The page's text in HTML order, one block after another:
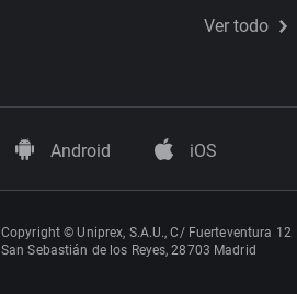
Ver todo
Android iOS
Copyright © Uniprex, S.A.U., C/ Fuerteventura 12
San Sebastián de los Reyes, 28703 Madrid